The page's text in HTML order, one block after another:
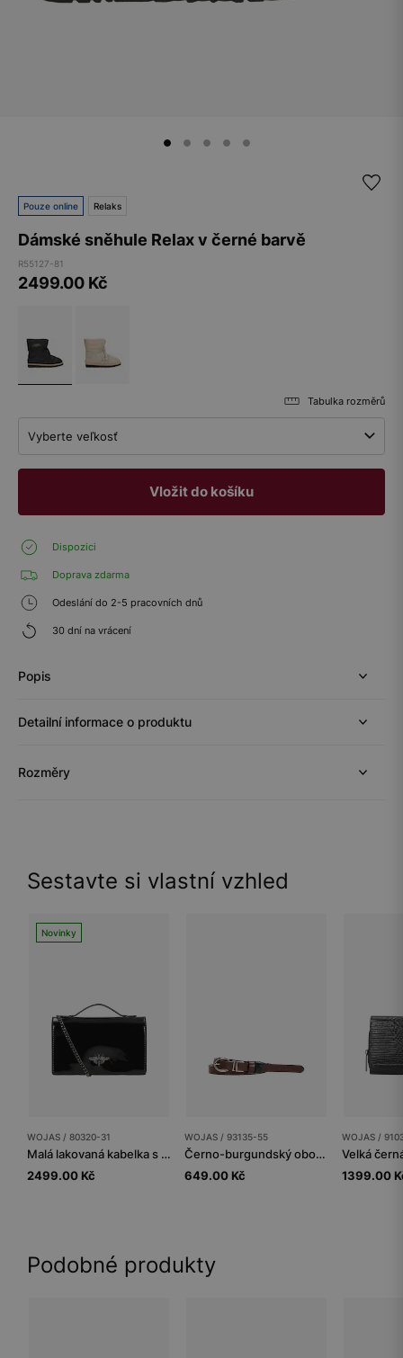
Pouze online Relaks
Dámské sněhule Relax v černé barvě
R55127-81
2499.00 Kč
Tabulka rozměrů
Vyberte veľkosť
Vložit do košíku
Dispozici
Doprava zdarma
Odeslání do 2-5 pracovních dnů
30 dní na vrácení
Popis
Detailní informace o produktu
Rozměry
Sestavte si vlastní vzhled
Novinky
WOJAS / 80320-31
Malá lakovaná kabelka s hmyzem
2499.00 Kč
WOJAS / 93135-55
Černo-burgundský oboustranný dámský pásek
649.00 Kč
WOJAS /
1399.00
Podobné produkty